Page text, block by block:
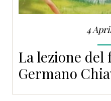
4
La lezione
Germano